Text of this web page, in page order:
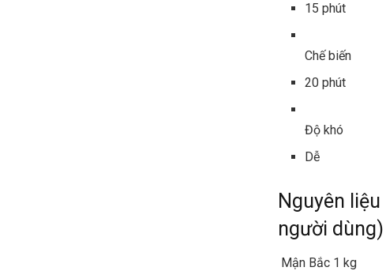
15 phút
Chế biến
20 phút
Độ khó
Dễ
Nguyên
người dùng)
Mận Bắc 1 kg